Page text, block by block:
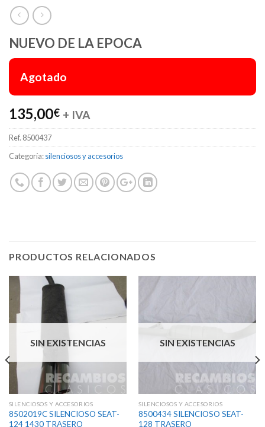
NUEVO DE LA EPOCA
Agotado
135,00€ + IVA
Ref. 8500437
Categoría:silenciosos y accesorios
PRODUCTOS RELACIONADOS
SIN EXISTENCIAS
SILENCIOSOS Y ACCESORIOS
8502019C SILENCIOSO SEAT-
124 1430 TRASERO
SIN EXISTENCIAS
SILENCIOSOS Y ACCESORIOS
8500434 SILENCIOSO SEAT-
128 TRASERO